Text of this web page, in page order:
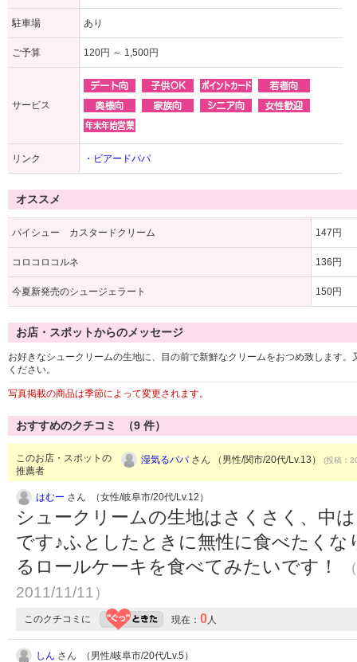
駐車場 あり
ご予算 120円 ～ 1,500円
サービス
リンク ・ビアードパパ
オススメ
パイシュー カスタードクリーム 147円
コロコロコルネ 136円
今夏新発売のシュージェラート 150円
お店・スポットからのメッセージ
お好きなシュークリームの生地に、目の前で新鮮なクリームをおつめ致します
ください。
写真掲載の商品は季節によって変更されます。
おすすめのクチコミ （9 件）
このお店・スポットの
推薦者
湿気るパパさん （男性/関市/20代/Lv.13） (投稿：
はむー さん （女性/岐阜市/20代/Lv.12）
シュークリームの生地はさくさく、中
です♪ふとしたときに無性に食べたく
るロールケーキを食べてみたいです！
2011/11/11）
このクチコミに 現在： 0人
しん さん （男性/岐阜市/20代/Lv.5）